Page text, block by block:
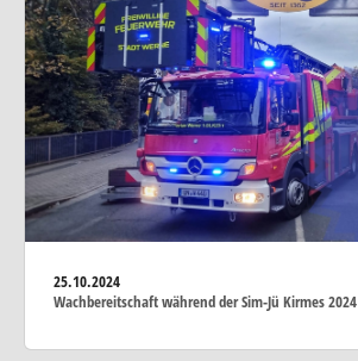
25.10.2024
Wachbereitschaft während der Sim-Jü Kirmes 2024